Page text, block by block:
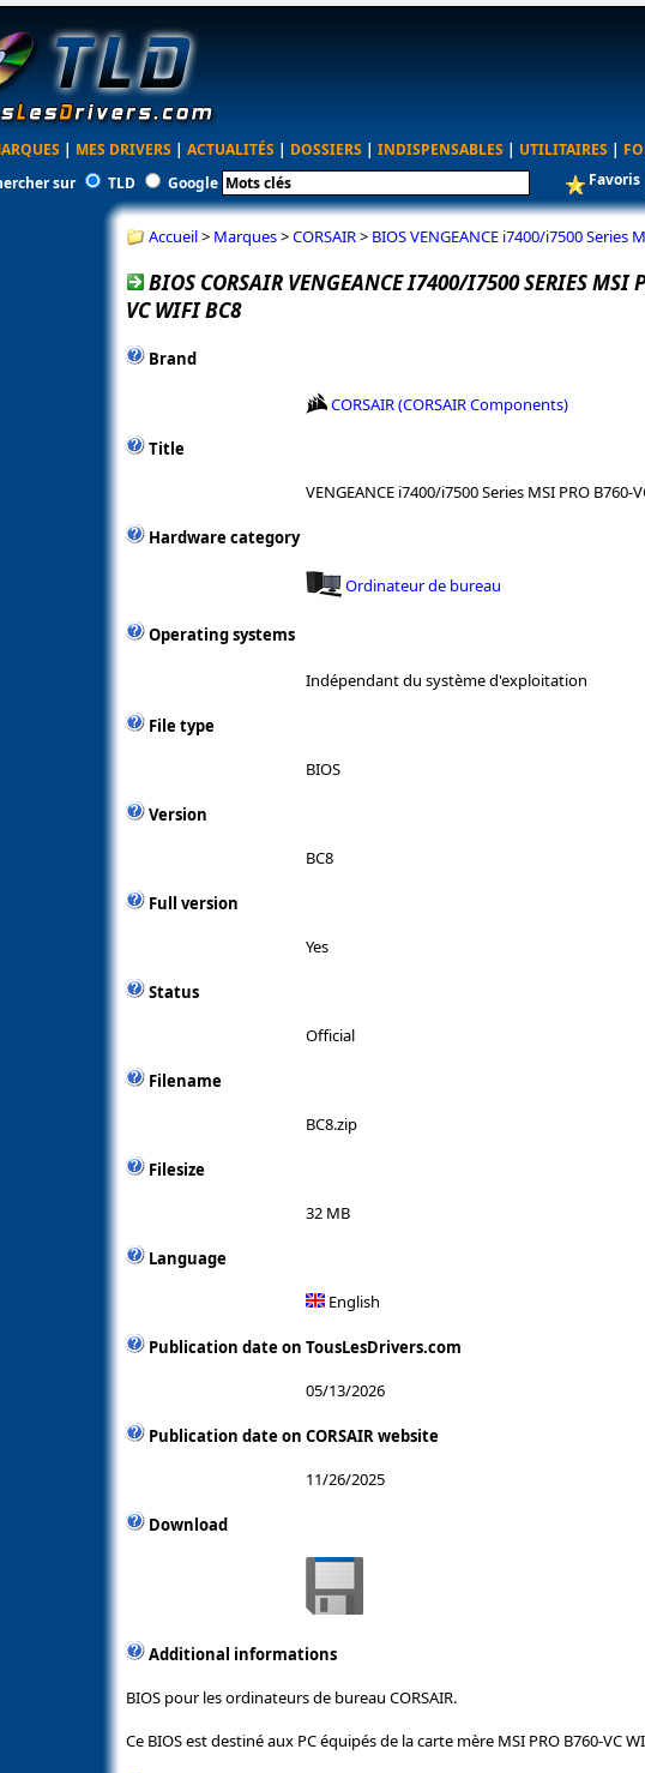
| MES DRIVERS | ACTUALITÉS | DOSSIERS | INDISPENSABLES | UTILITAIRES |
sur
TLD Google Favoris
Accueil> Marques>CORSAIR> BIOS VENGEANCE i7400/i7500 Series
BIOS CORSAIR VENGEANCE I7400/I7500 SERIES MSI
VC WIFI BC8
Brand
CORSAIR (CORSAIR Components)
Title
VENGEANCE i7400/i7500 Series MSI PRO B760-
Hardware category
Ordinateur de bureau
Operating systems
Indépendant du système d'exploitation
File type
BIOS
Version
BC8
Full version
Yes
Status
Official
Filename
BC8.zip
Filesize
32 MB
Language
English
Publication date on TousLesDrivers.com
05/13/2026
Publication date on CORSAIR website
11/26/2025
Download
Additional informations
BIOS pour les ordinateurs de bureau CORSAIR.
Ce BIOS est destiné aux PC équipés de la carte mère MSI PRO B760-VC